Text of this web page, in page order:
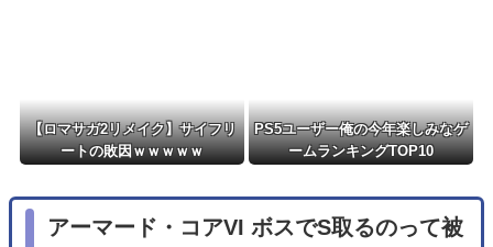
【ロマサガ2リメイク】サイフリ
ートの敗因ｗｗｗｗｗ
PS5ユーザー俺の今年楽しみなゲ
ームランキングTOP10
アーマード・コアVI ボスでS取るのって被